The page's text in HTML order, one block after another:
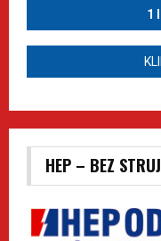
1
HEP – BEZ